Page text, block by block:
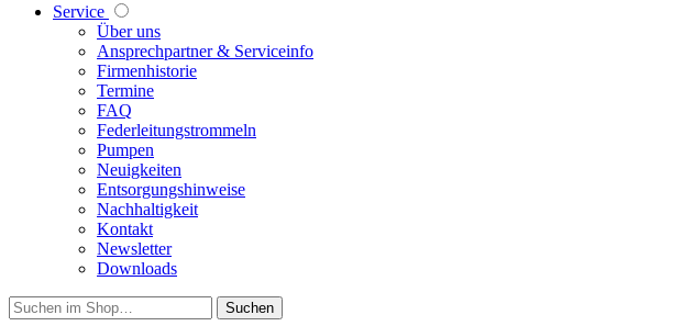
Service
Über uns
Ansprechpartner & Serviceinfo
Firmenhistorie
Termine
FAQ
Federleitungstrommeln
Pumpen
Neuigkeiten
Entsorgungshinweise
Nachhaltigkeit
Kontakt
Newsletter
Downloads
Suchen